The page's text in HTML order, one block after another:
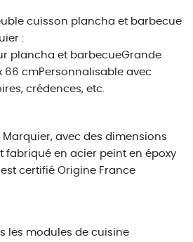
cuisson plancha et barbecue
:
plancha et barbecueGrande
66 cmPersonnalisable avec
crédences, etc.
Marquier, avec des dimensions
fabriqué en acier peint en époxy
est certifié Origine France
les modules de cuisine